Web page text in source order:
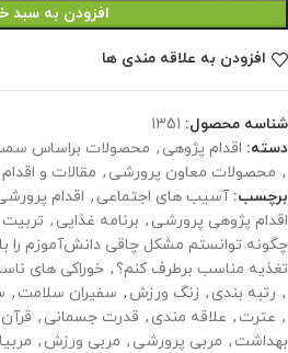
افزودن به سبد
افزودن به علاقه مندی ها
شناسه محصول: 1351
دسته: اقدام پژوهی , محصولات براساس
, محصولات معاون پرورشی , مقالات و
برچسب: آسیب های اجتماعی , اقدام
اقدام پژوهی پرورشی , برنامه غذایی ,
چگونه توانستم مشکل چاقی دانش‌آموزم را
تغذیه مناسب برطرف کنم؟ , خوراکی های
, رتبه بندی , زنگ ورزش , سفیران سلامت ,
, عترت , علاقه مندی , قدرت جسمانی , قرآن
بهداشت , مربی پرورشی , مربی ورزش ,